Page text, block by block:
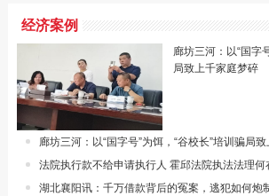
经济案例
廊坊三河：以“国字
局致上千家庭梦碎
廊坊三河：以“国字号”为饵，“谷校长”培训骗局
法院执行款不给申请执行人 霍邱法院执法法理何
湖北襄阳讯：千万借款背后的冤案，逃犯如何炮